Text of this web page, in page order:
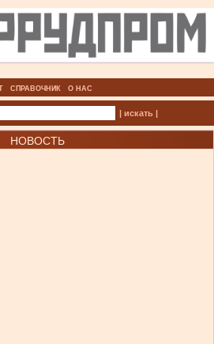
СПРАВОЧНИК О НАС
| искать |
НОВОСТЬ